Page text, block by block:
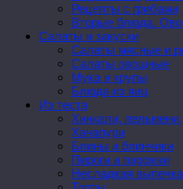
Рецепты с грибами
Вторые блюда.
Салаты и закуски
Салаты мясные и
Салаты овощные
Мука и крупы
Блюда из яиц
Из теста
Хинкали,
Хачапури
Блины и блинчики
Пироги и пирожки
Несладкая выпечка